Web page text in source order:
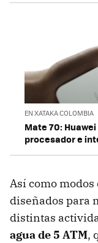
EN XATAKA COLOMBIA
Mate 70:
procesador e
Así como
diseñados para
distintas
agua de 5 ATM,